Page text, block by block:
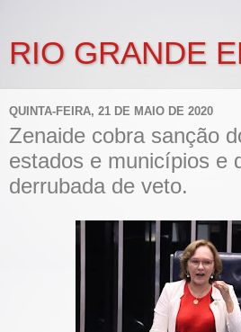
RIO GRANDE
QUINTA-FEIRA, 21 DE MAIO DE 2020
Zenaide cobra sanção
estados e municípios e
derrubada de veto.